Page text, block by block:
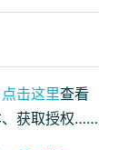
点击这里查看
、获取授权……